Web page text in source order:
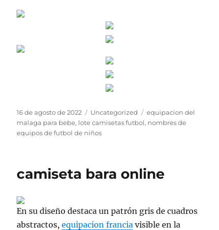
Publicado
el
16 de agosto de 2022 Categorías
Uncategorized Etiquetas
equipacion del
malaga para bebe, lote camisetas futbol, nombres de
equipos de futbol de niños
camiseta bara online
En su diseño destaca un patrón gris de cuadros
abstractos,equipacion francia visible en la